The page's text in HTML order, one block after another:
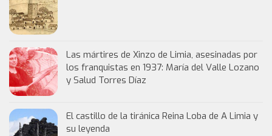
Las mártires de Xinzo de Limia, asesinadas por
los franquistas en 1937: María del Valle Lozano
y Salud Torres Díaz
El castillo de la tiránica Reina Loba de A Limia y
su leyenda